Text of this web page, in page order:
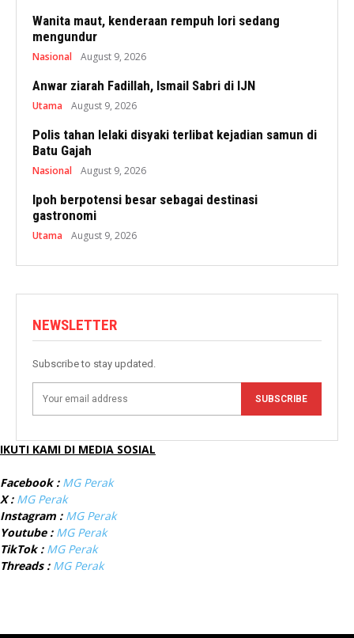
Wanita maut, kenderaan rempuh lori sedang
mengundur
Nasional August 9, 2026
Anwar ziarah Fadillah, Ismail Sabri di IJN
Utama August 9, 2026
Polis tahan lelaki disyaki terlibat kejadian samun di
Batu Gajah
Nasional August 9, 2026
Ipoh berpotensi besar sebagai destinasi
gastronomi
Utama August 9, 2026
NEWSLETTER
Subscribe to stay updated.
SUBSCRIBE
IKUTI KAMI DI MEDIA SOSIAL
Facebook : MG Perak
X : MG Perak
Instagram : MG Perak
Youtube : MG Perak
TikTok : MG Perak
Threads : MG Perak